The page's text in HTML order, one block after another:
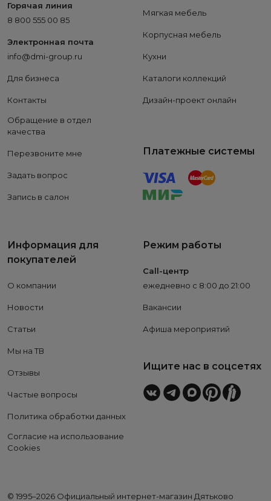
Горячая линия
8 800 555 00 85
Электронная почта
info@dmi-group.ru
Для бизнеса
Контакты
Обращение в отдел
качества
Перезвоните мне
Задать вопрос
Запись в салон
Мягкая мебель
Корпусная мебель
Кухни
Каталоги коллекций
Дизайн-проект онлайн
Платежные системы
Информация для
покупателей
О компании
Новости
Статьи
Мы на ТВ
Отзывы
Частые вопросы
Политика обработки данных
Согласие на использование
Cookies
Режим работы
Call-центр
ежедневно с 8:00 до 21:00
Вакансии
Афиша мероприятий
Ищите нас в соцсетях
© 1995–2026 Официальный интернет-магазин Дятьково